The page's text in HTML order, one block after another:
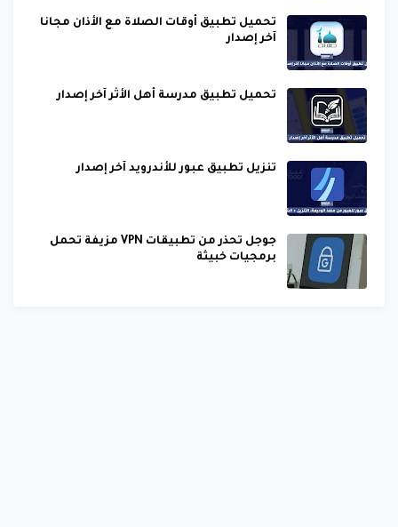
تحميل تطبيق أوقات الصلاة مع الأذان مجانا
آخر إصدار
تحميل تطبيق مدرسة أهل الأثر آخر إصدار
تنزيل تطبيق عبور للأندرويد آخر إصدار
جوجل تحذر من تطبيقات VPN مزيفة تحمل
برمجيات خبيثة